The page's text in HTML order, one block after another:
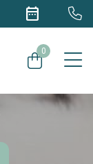
date_range
0